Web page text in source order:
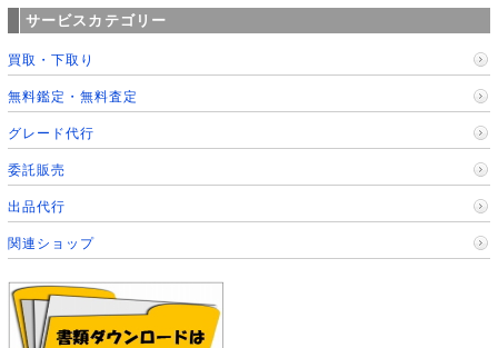
サービスカテゴリー
買取・下取り
無料鑑定・無料査定
グレード代行
委託販売
出品代行
関連ショップ